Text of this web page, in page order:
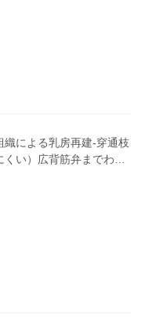
による乳房再建-穿通枝
い）広背筋弁までわか